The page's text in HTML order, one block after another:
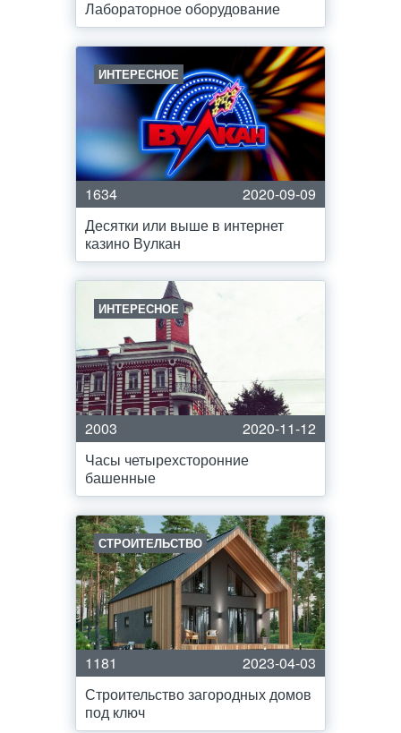
Лабораторное оборудование
ИНТЕРЕСНОЕ
1634
2020-09-09
Десятки или выше в интернет
казино Вулкан
ИНТЕРЕСНОЕ
2003
2020-11-12
Часы четырехсторонние
башенные
СТРОИТЕЛЬСТВО
1181
2023-04-03
Строительство загородных домов
под ключ